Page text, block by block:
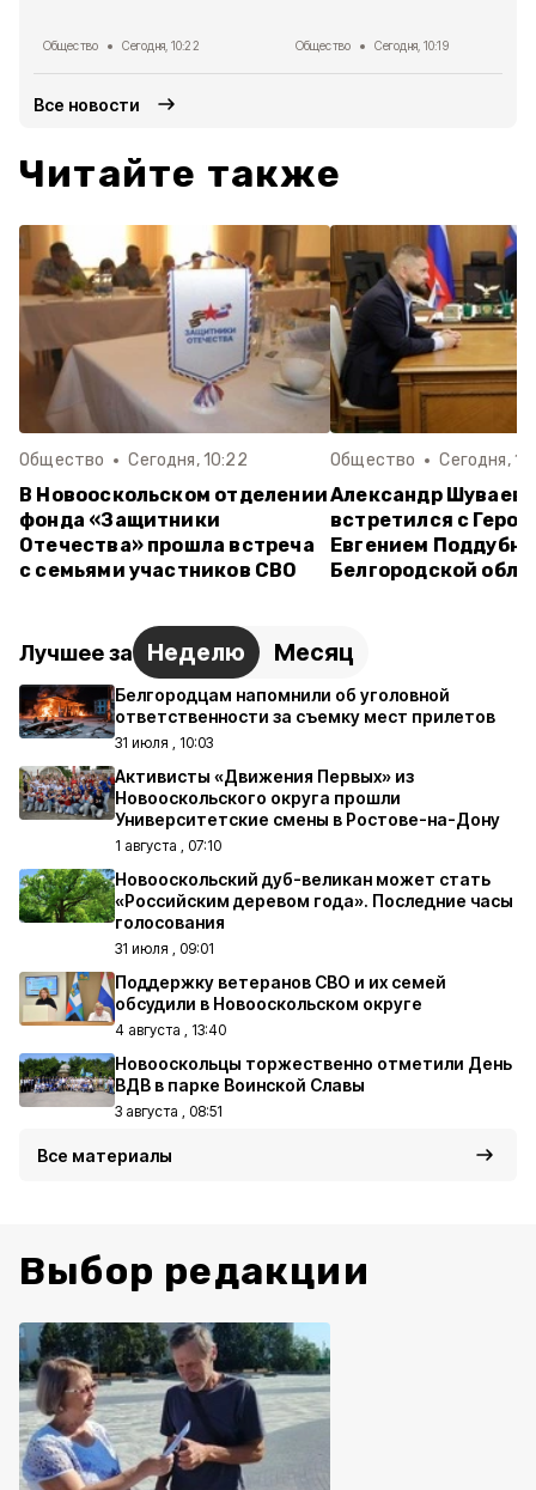
Общество Сегодня, 10:22 Общество Сегодня, 10:19
Все новости
Читайте также
Общество Сегодня, 10:22
В Новооскольском отделении
фонда «Защитники
Отечества» прошла встреча
с семьями участников СВО
Общество Сегодня,
Александр Шуваев
встретился с
Евгением
Белгородской
Лучшее за Неделю Месяц
Белгородцам напомнили об уголовной
ответственности за съемку мест прилетов
31 июля , 10:03
Активисты «Движения Первых» из
Новооскольского округа прошли
Университетские смены в Ростове-на-Дону
1 августа , 07:10
Новооскольский дуб-великан может стать
«Российским деревом года». Последние часы
голосования
31 июля , 09:01
Поддержку ветеранов СВО и их семей
обсудили в Новооскольском округе
4 августа , 13:40
Новооскольцы торжественно отметили День
ВДВ в парке Воинской Славы
3 августа , 08:51
Все материалы
Выбор редакции